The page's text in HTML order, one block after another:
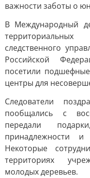
важности заботы о
В Международный
следственного
Российской
посетили
центры для
Следователи
пообщались с
передали
принадлежности
Некоторые
территориях
молодых деревьев.